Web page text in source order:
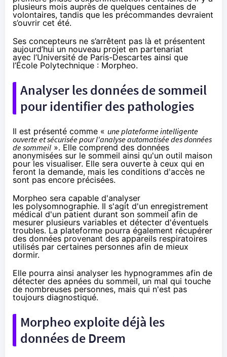
plusieurs mois auprès de quelques centaines de
volontaires, tandis que les précommandes devraient
s’ouvrir cet été.
Ses concepteurs ne s’arrêtent pas là et présentent
aujourd’hui un nouveau projet en partenariat
avec l’Université de Paris-Descartes ainsi que
l’École Polytechnique : Morpheo.
Analyser les données de sommeil
pour identifier des pathologies
Il est présenté comme « une plateforme intelligente
ouverte et sécurisée pour l'analyse automatisée des données
de sommeil ». Elle comprend des données
anonymisées sur le sommeil ainsi qu'un outil maison
pour les visualiser. Elle sera ouverte à ceux qui en
feront la demande, mais les conditions d'accès ne
sont pas encore précisées.
Morpheo sera capable d'analyser
les polysomnographie. Il s'agit d'un enregistrement
médical d'un patient durant son sommeil afin de
mesurer plusieurs variables et détecter d'éventuels
troubles. La plateforme pourra également récupérer
des données provenant des appareils respiratoires
utilisés par certaines personnes afin de mieux
dormir.
Elle pourra ainsi analyser les hypnogrammes afin de
détecter des apnées du sommeil, un mal qui touche
de nombreuses personnes, mais qui n'est pas
toujours diagnostiqué.
Morpheo exploite déjà les
données de Dreem